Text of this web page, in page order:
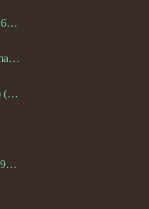
Lijsbet / Lijsie Bassant (--1687)
Trijntge Jaecqman / Jaackman (--1651)
Barber Martens (Maertens) (--1658)
Lenie van Gelder (15-05-1970)